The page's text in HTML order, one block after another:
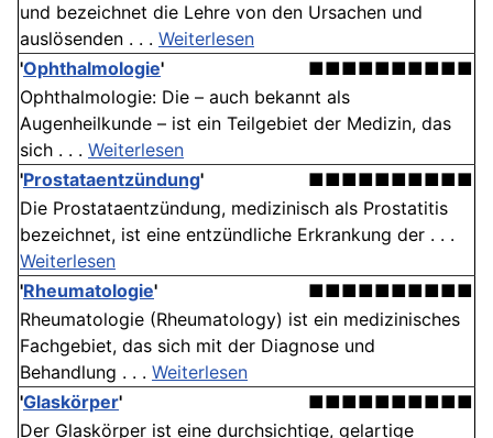
und bezeichnet die Lehre von den Ursachen und
auslösenden . . . Weiterlesen
'Ophthalmologie'
■■■■■■■■■■
Ophthalmologie: Die – auch bekannt als
Augenheilkunde – ist ein Teilgebiet der Medizin, das
sich . . . Weiterlesen
'Prostataentzündung'
■■■■■■■■■■
Die Prostataentzündung, medizinisch als Prostatitis
bezeichnet, ist eine entzündliche Erkrankung der . . .
Weiterlesen
'Rheumatologie'
■■■■■■■■■■
Rheumatologie (Rheumatology) ist ein medizinisches
Fachgebiet, das sich mit der Diagnose und
Behandlung . . . Weiterlesen
'Glaskörper'
■■■■■■■■■■
Der Glaskörper ist eine durchsichtige, gelartige